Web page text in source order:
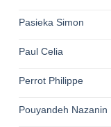
Pasieka Simon
Paul Celia
Perrot Philippe
Pouyandeh Nazanin